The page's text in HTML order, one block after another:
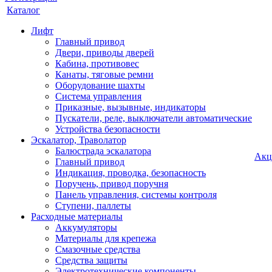
Каталог
Лифт
Главный привод
Двери, приводы дверей
Кабина, противовес
Канаты, тяговые ремни
Оборудование шахты
Система управления
Приказные, вызывные, индикаторы
Пускатели, реле, выключатели автоматические
Устройства безопасности
Эскалатор, Траволатор
Балюстрада эскалатора
Главный привод
Индикация, проводка, безопасность
Поручень, привод поручня
Панель управления, системы контроля
Ступени, паллеты
Расходные материалы
Аккумуляторы
Материалы для крепежа
Смазочные средства
Средства защиты